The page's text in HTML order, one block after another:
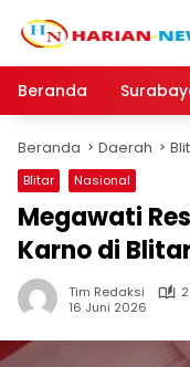
Beranda
Beranda Daerah
Blitar Nasional
Megawati
Karno di
Tim Redaksi
16 Juni 2026